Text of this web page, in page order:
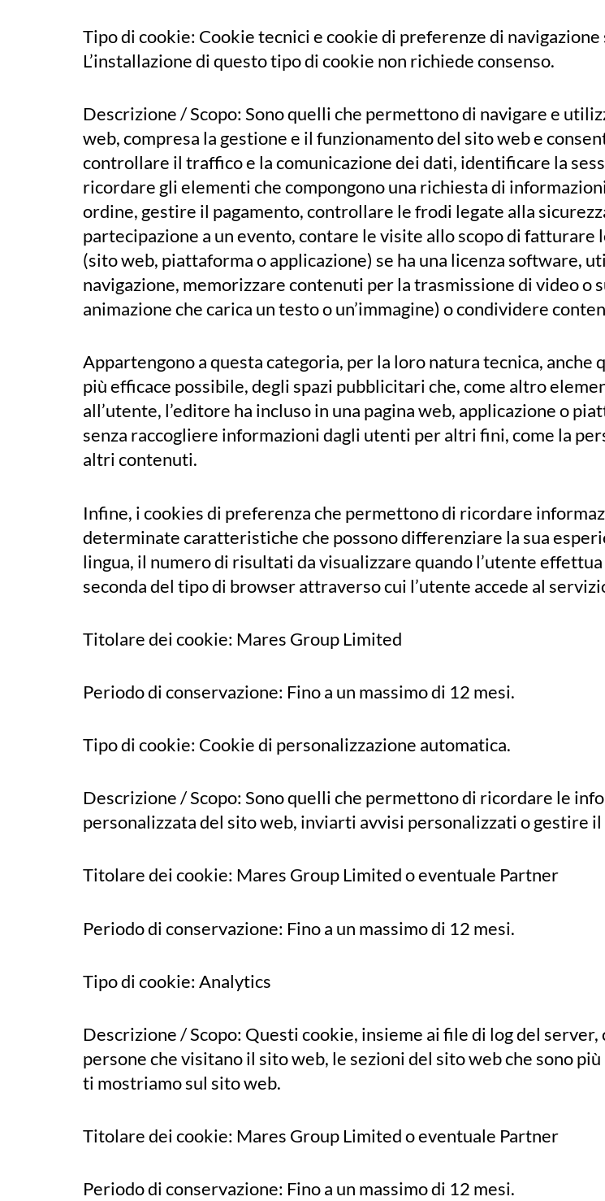
Tipo di cookie: Cookie tecnici e cookie di preferenze di
L’installazione di questo tipo di cookie non richiede consenso.
Descrizione / Scopo: Sono quelli che permettono di navigare e
web, compresa la gestione e il funzionamento del sito web e
controllare il traffico e la comunicazione dei dati, identificare la
ricordare gli elementi che compongono una richiesta di
ordine, gestire il pagamento, controllare le frodi legate alla
partecipazione a un evento, contare le visite allo scopo di
(sito web, piattaforma o applicazione) se ha una licenza software,
navigazione, memorizzare contenuti per la trasmissione di video
animazione che carica un testo o un’immagine) o condividere
Appartengono a questa categoria, per la loro natura tecnica,
più efficace possibile, degli spazi pubblicitari che, come altro
all’utente, l’editore ha incluso in una pagina web, applicazione o
senza raccogliere informazioni dagli utenti per altri fini, come la
altri contenuti.
Infine, i cookies di preferenza che permettono di ricordare
determinate caratteristiche che possono differenziare la sua
lingua, il numero di risultati da visualizzare quando l’utente
seconda del tipo di browser attraverso cui l’utente accede al
Titolare dei cookie: Mares Group Limited
Periodo di conservazione: Fino a un massimo di 12 mesi.
Tipo di cookie: Cookie di personalizzazione automatica.
Descrizione / Scopo: Sono quelli che permettono di ricordare le
personalizzata del sito web, inviarti avvisi personalizzati o gestire il
Titolare dei cookie: Mares Group Limited o eventuale Partner
Periodo di conservazione: Fino a un massimo di 12 mesi.
Tipo di cookie: Analytics
Descrizione / Scopo: Questi cookie, insieme ai file di log del
persone che visitano il sito web, le sezioni del sito web che sono
ti mostriamo sul sito web.
Titolare dei cookie: Mares Group Limited o eventuale Partner
Periodo di conservazione: Fino a un massimo di 12 mesi.